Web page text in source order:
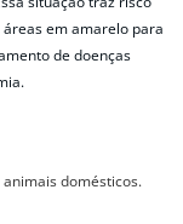
em amarelo para
de doenças
domésticos.